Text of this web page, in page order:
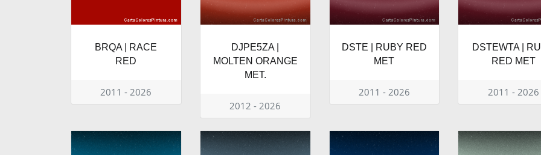
BRQA | RACE
RED
2011 - 2026
DJPE5ZA |
MOLTEN ORANGE
MET.
2012 - 2026
DSTE | RUBY RED
MET
2011 - 2026
DSTEWTA |
RED MET
2011 - 2026